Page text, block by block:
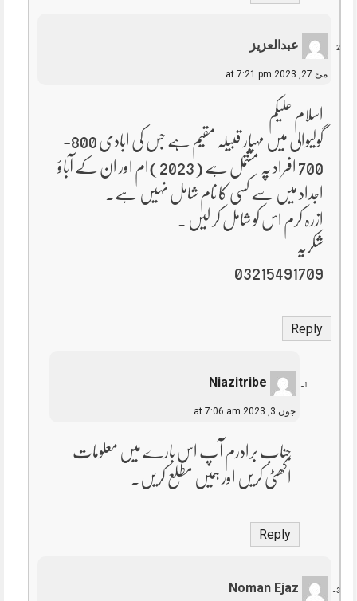
عبدالعزیز
مئ 27, 2023 at 7:21 pm
اسلام علیکم
گولیوالی میں مہیار قبیلہ مقیم ہے جس کی ابادی 800-
700 افراد پہ مشتمل ہے (2023)ام اور ان کے آباؤ
اجداد میں سے کسی کا نام شامل نہیں ہے۔
ازرہ کرم اس کو شامل کر لیں ۔
شکریہ
03215491709
Reply
Niazitribe
جون 3, 2023 at 7:06 am
جناب برادرم آپ اس بارے میں معلومات
اکھٹی کریں اور ہمیں مطلع کریں۔
Reply
Noman Ejaz